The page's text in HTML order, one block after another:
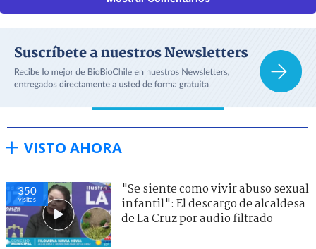
VISTO AHORA
350
visitas
"Se siente como vivir abuso sexual
infantil": El descargo de alcaldesa
de La Cruz por audio filtrado